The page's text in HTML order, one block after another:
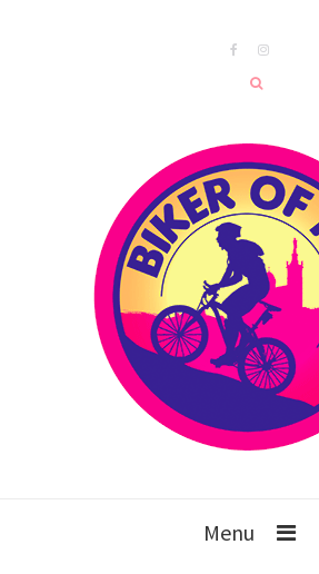
Menu